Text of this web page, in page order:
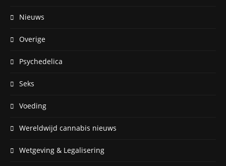
Nieuws
Overige
Psychedelica
Seks
Voeding
Wereldwijd cannabis nieuws
Wetgeving & Legalisering